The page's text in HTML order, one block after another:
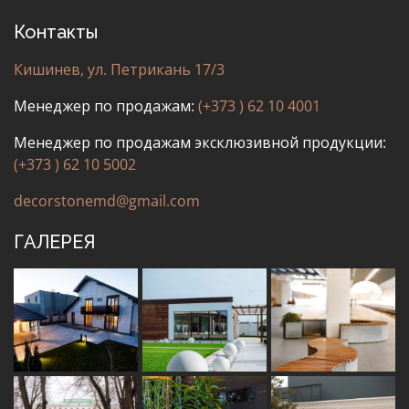
Контакты
Кишинев, ул. Петрикань 17/3
Менеджер по продажам: (+373 ) 62 10 4001
Менеджер по продажам эксклюзивной продукции:
(+373 ) 62 10 5002
decorstonemd@gmail.com
ГАЛЕРЕЯ